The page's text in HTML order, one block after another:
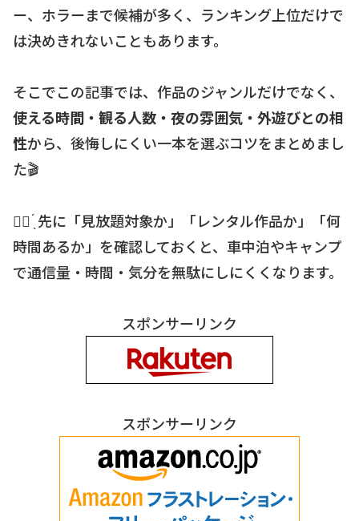
ー、ホラーまで候補が多く、ランキング上位だけで
は決めきれないこともあります。
そこでこの記事では、作品のジャンルだけでなく、
使える時間・観る人数・夜の雰囲気・外遊びとの相
性から、後悔しにくい一本を選ぶコツをまとめまし
た🎬
☝🏻 ̖́ 先に「見放題対象か」「レンタル作品か」「何
時間あるか」を確認しておくと、車中泊やキャンプ
で通信量・時間・気分を無駄にしにくくなります。
スポンサーリンク
スポンサーリンク